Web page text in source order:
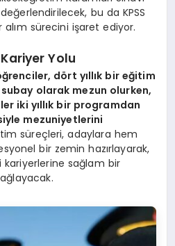
bu da KPSS
sürecini işaret ediyor.
Yolu
dört yıllık bir eğitim
subay olarak mezun olurken,
iki yıllık bir programdan
mezuniyetlerini
süreçleri, adaylara hem
bir zemin hazırlayarak,
sağlam bir